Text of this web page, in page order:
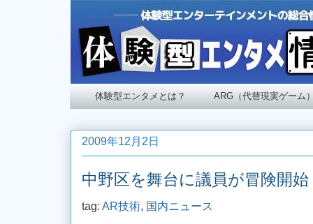
体験型エンタメとは？ ARG（代替現実ゲーム
2009年12月2日
中野区を舞台に議員が冒険開始
tag: AR技術, 国内ニュース